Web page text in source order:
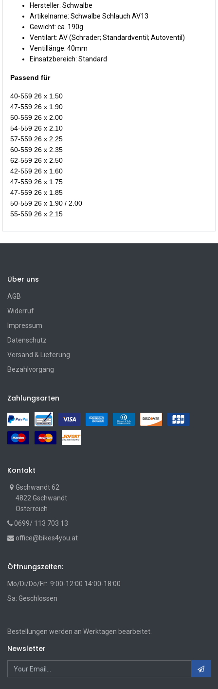
Hersteller: Schwalbe
Artikelname: Schwalbe Schlauch AV13
Gewicht: ca. 190g
Ventilart: AV (Schrader; Standardventil; Autoventil)
Ventillänge: 40mm
Einsatzbereich: Standard
Passend für
40-559 26 x 1.50
47-559 26 x 1.90
50-559 26 x 2.00
54-559 26 x 2.10
57-559 26 x 2.25
60-559 26 x 2.35
62-559 26 x 2.50
42-559 26 x 1.60
47-559 26 x 1.75
47-559 26 x 1.85
50-559 26 x 1.90 / 2.00
55-559 26 x 2.15
Über uns
AGB
Widerruf
Impressum
Datenschutz
Versand & Lieferung
Bezahlvorgang
Zahlungsarten
Kontakt
Gschwandt 62
4822 Gschwandt
Österreich
0699/ 113 703 13
office@bikes4you.at
Öffnungszeiten:
Mo/Di/Do/Fr: 9:00-12:00 14:00-18:00
Sa: Geschlossen
Bestellungen werden an Werktagen bearbeitet.
Newsletter